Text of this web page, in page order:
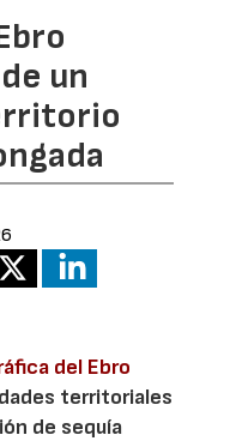
un
del Ebro
territoriales
de sequía